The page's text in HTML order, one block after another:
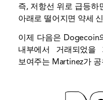
즉, 저항선 위로 급등하
아래로 떨어지면 약세
이제 다음은 Dogecoin
내부에서 거래되었
보여주는 Martinez가